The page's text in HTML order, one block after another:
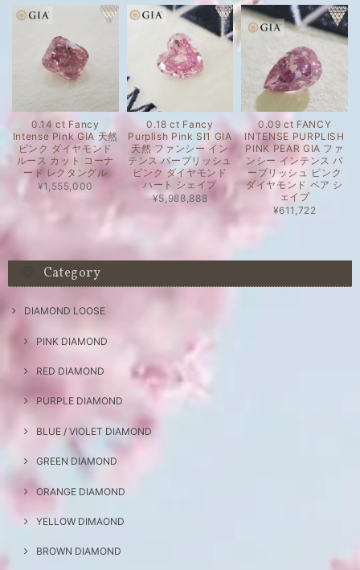
0.14 ct Fancy
Intense Pink GIA 天然
ピンク ダイヤモンド
ルース カット コーナ
ード レクタングル
¥1,555,000
0.18 ct Fancy
Purplish Pink SI1 GIA
天然 ファンシー イン
テンス パープリッシュ
ピンク ダイヤモンド
ハート シェイプ
¥5,988,888
0.09 ct FANCY
INTENSE PURPLISH
PINK PEAR GIA ファ
ンシー インテンス パ
ープリッシュ ピンク
ダイヤモンド ペア シ
ェイプ
¥611,722
Category
DIAMOND LOOSE
PINK DIAMOND
RED DIAMOND
PURPLE DIAMOND
BLUE / VIOLET DIAMOND
GREEN DIAMOND
ORANGE DIAMOND
YELLOW DIMAOND
BROWN DIAMOND